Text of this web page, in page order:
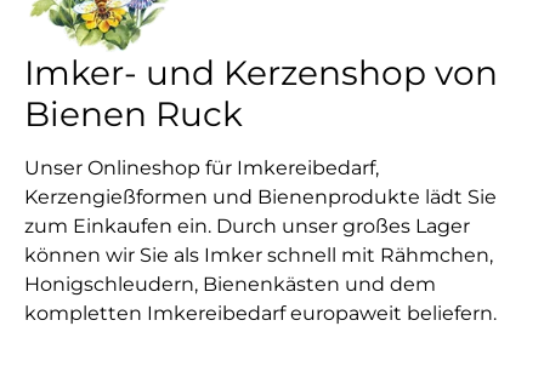
Imker- und Kerzenshop von
Bienen Ruck
Unser Onlineshop für Imkereibedarf,
Kerzengießformen und Bienenprodukte lädt Sie
zum Einkaufen ein. Durch unser großes Lager
können wir Sie als Imker schnell mit Rähmchen,
Honigschleudern, Bienenkästen und dem
kompletten Imkereibedarf europaweit beliefern.